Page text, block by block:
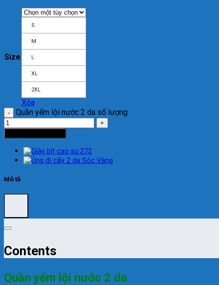
Size
S
M
L
XL
2XL
Xóa
Quần yếm lội nước 2 da số lượng
Mô tả
Contents
Quần yếm lội nước 2 da